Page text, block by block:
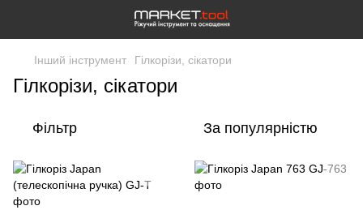
Інший інструмент Гілкорізи, сікатори
Гілкорізи, сікатори
Фільтр За популярністю